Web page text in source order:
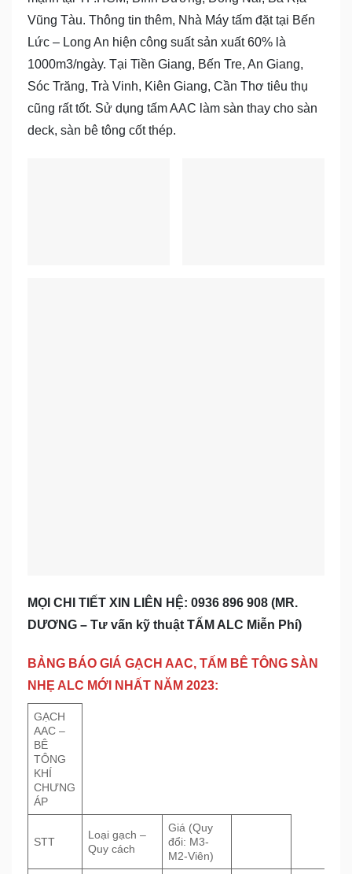
Vũng Tàu. Thông tin thêm, Nhà Máy tấm đặt tại Bến
Lức – Long An hiện công suất sản xuất 60% là
1000m3/ngày. Tại Tiền Giang, Bến Tre, An Giang,
Sóc Trăng, Trà Vinh, Kiên Giang, Cần Thơ tiêu thụ
cũng rất tốt. Sử dụng tấm AAC làm sàn thay cho sàn
deck, sàn bê tông cốt thép.
MỌI CHI TIẾT XIN LIÊN HỆ: 0936 896 908 (MR.
DƯƠNG – Tư vấn kỹ thuật TẤM ALC Miễn Phí)
BẢNG BÁO GIÁ GẠCH AAC, TẤM BÊ TÔNG SÀN
NHẸ ALC MỚI NHẤT NĂM 2023:
GẠCH
AAC –
BÊ
TÔNG
KHÍ
CHƯNG
ÁP
STT
Loại gạch –
Quy cách
Giá (Quy
đổi: M3-
M2-Viên)